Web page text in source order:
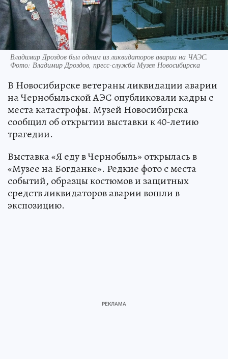
Владимир Дроздов был одним из ликвидаторов аварии на ЧАЭС.
Фото: Владимир Дроздов, пресс-служба Музея Новосибирска
В Новосибирске ветераны ликвидации аварии
на Чернобыльской АЭС опубликовали кадры с
места катастрофы. Музей Новосибирска
сообщил об открытии выставки к 40-летию
трагедии.
Выставка «Я еду в Чернобыль» открылась в
«Музее на Богданке». Редкие фото с места
событий, образцы костюмов и защитных
средств ликвидаторов аварии вошли в
экспозицию.